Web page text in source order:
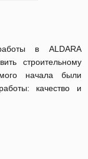
в ALDARA
строительному
начала были
качество и